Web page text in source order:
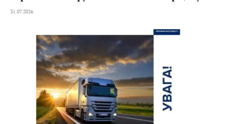
31.07.2026